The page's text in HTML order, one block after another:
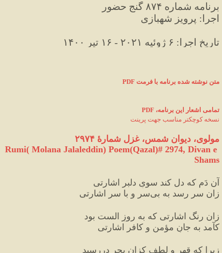
برنامه شماره ۸۷۴ گنج حضور
اجرا: پرویز شهبازی
۱۴۰۰ تاریخ اجرا: ۶ ژوئیه ۲۰۲۱ - ۱۶ تیر
PDF متن نوشته شده برنامه با فرمت
PDF ،تمامی اشعار این برنامه
نسخه کوچکتر مناسب جهت پرینت
مولوی، دیوان شمس، غزل شمارهٔ ۲۹۷۴
Rumi( Molana Jalaleddin) Poem(Qazal)# 2974, Divan e
Shams
آن دَم که دل کند سویِ دلبر اشارتی
زان سر رسد به بیسر و با سر اشارتی
زان رنگ اشارتی که به روزِ الست بود
کآمد به جانِ مؤمن و کافر اشارتی
زیرا که قهر و لطف کزان بحر دررسید